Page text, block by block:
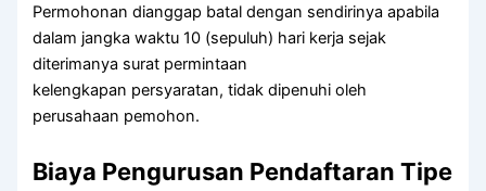
Permohonan dianggap batal dengan sendirinya apabila
dalam jangka waktu 10 (sepuluh) hari kerja sejak
diterimanya surat permintaan
kelengkapan persyaratan, tidak dipenuhi oleh
perusahaan pemohon.
Biaya Pengurusan Pendaftaran Tipe